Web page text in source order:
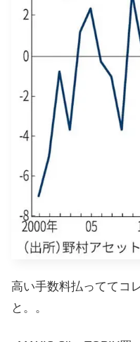
高い手数料払っててコ
と。。